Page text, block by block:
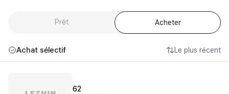
Prêt Acheter
Achat sélectif Le plus récent
62